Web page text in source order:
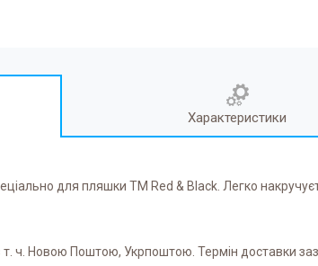
Характеристики
для пляшки ТМ Red & Black. Легко
ч. Новою Поштою, Укрпоштою. Термін доставки